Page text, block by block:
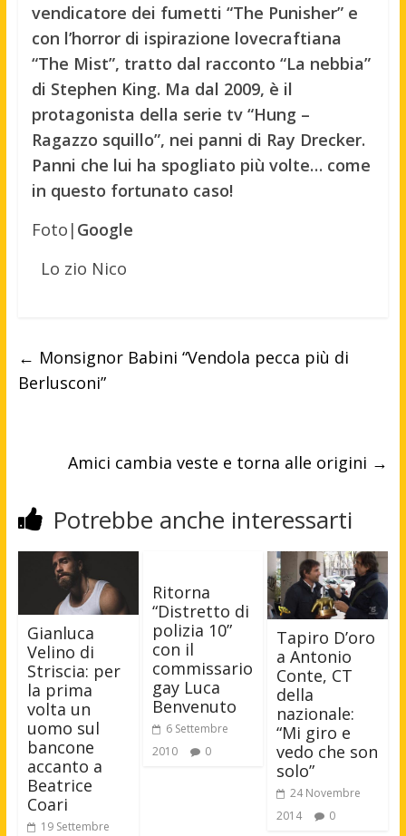
vendicatore dei fumetti “The Punisher” e
con l’horror di ispirazione lovecraftiana
“The Mist”, tratto dal racconto “La nebbia”
di Stephen King. Ma dal 2009, è il
protagonista della serie tv “Hung –
Ragazzo squillo”, nei panni di Ray Drecker.
Panni che lui ha spogliato più volte… come
in questo fortunato caso!
Foto| Google
Lo zio Nico
← Monsignor Babini “Vendola pecca più di
Berlusconi”
Amici cambia veste e torna alle origini →
Potrebbe anche interessarti
Gianluca
Velino di
Striscia: per
la prima
volta un
uomo sul
bancone
accanto a
Beatrice
Coari
19 Settembre
Ritorna
“Distretto di
polizia 10”
con il
commissario
gay Luca
Benvenuto
6 Settembre
2010
0
Tapiro D’oro
a Antonio
Conte, CT
della
nazionale:
“Mi giro e
vedo che son
solo”
24 Novembre
2014
0